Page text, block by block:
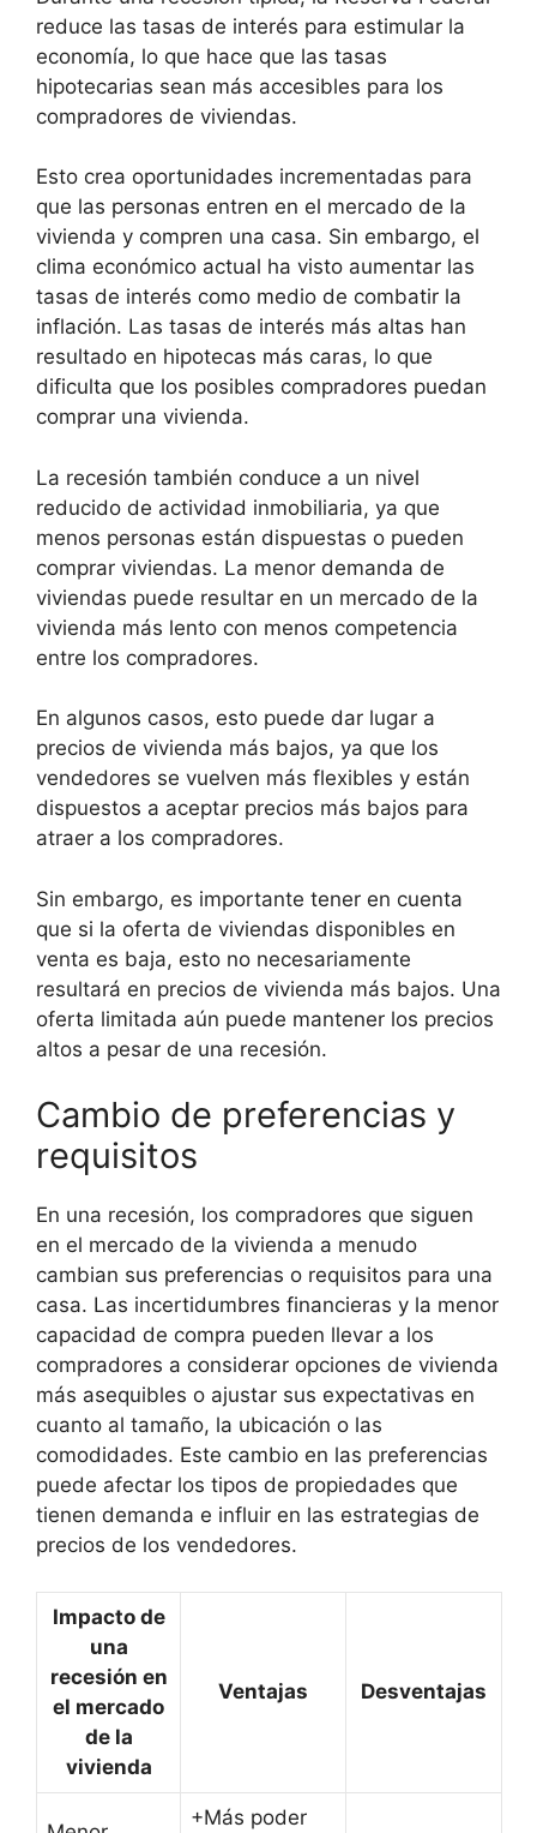
reduce las tasas de interés para estimular la
economía, lo que hace que las tasas
hipotecarias sean más accesibles para los
compradores de viviendas.
Esto crea oportunidades incrementadas para
que las personas entren en el mercado de la
vivienda y compren una casa. Sin embargo, el
clima económico actual ha visto aumentar las
tasas de interés como medio de combatir la
inflación. Las tasas de interés más altas han
resultado en hipotecas más caras, lo que
dificulta que los posibles compradores puedan
comprar una vivienda.
La recesión también conduce a un nivel
reducido de actividad inmobiliaria, ya que
menos personas están dispuestas o pueden
comprar viviendas. La menor demanda de
viviendas puede resultar en un mercado de la
vivienda más lento con menos competencia
entre los compradores.
En algunos casos, esto puede dar lugar a
precios de vivienda más bajos, ya que los
vendedores se vuelven más flexibles y están
dispuestos a aceptar precios más bajos para
atraer a los compradores.
Sin embargo, es importante tener en cuenta
que si la oferta de viviendas disponibles en
venta es baja, esto no necesariamente
resultará en precios de vivienda más bajos. Una
oferta limitada aún puede mantener los precios
altos a pesar de una recesión.
Cambio de preferencias y
requisitos
En una recesión, los compradores que siguen
en el mercado de la vivienda a menudo
cambian sus preferencias o requisitos para una
casa. Las incertidumbres financieras y la menor
capacidad de compra pueden llevar a los
compradores a considerar opciones de vivienda
más asequibles o ajustar sus expectativas en
cuanto al tamaño, la ubicación o las
comodidades. Este cambio en las preferencias
puede afectar los tipos de propiedades que
tienen demanda e influir en las estrategias de
precios de los vendedores.
Impacto de
una
recesión en
el mercado
de la
vivienda
Ventajas Desventajas
+Más poder